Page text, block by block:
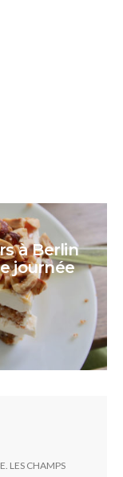
à Berlin
journée
LES CHAMPS